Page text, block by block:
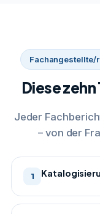
Fachangestellte/
Diese
Jeder
– von der
1